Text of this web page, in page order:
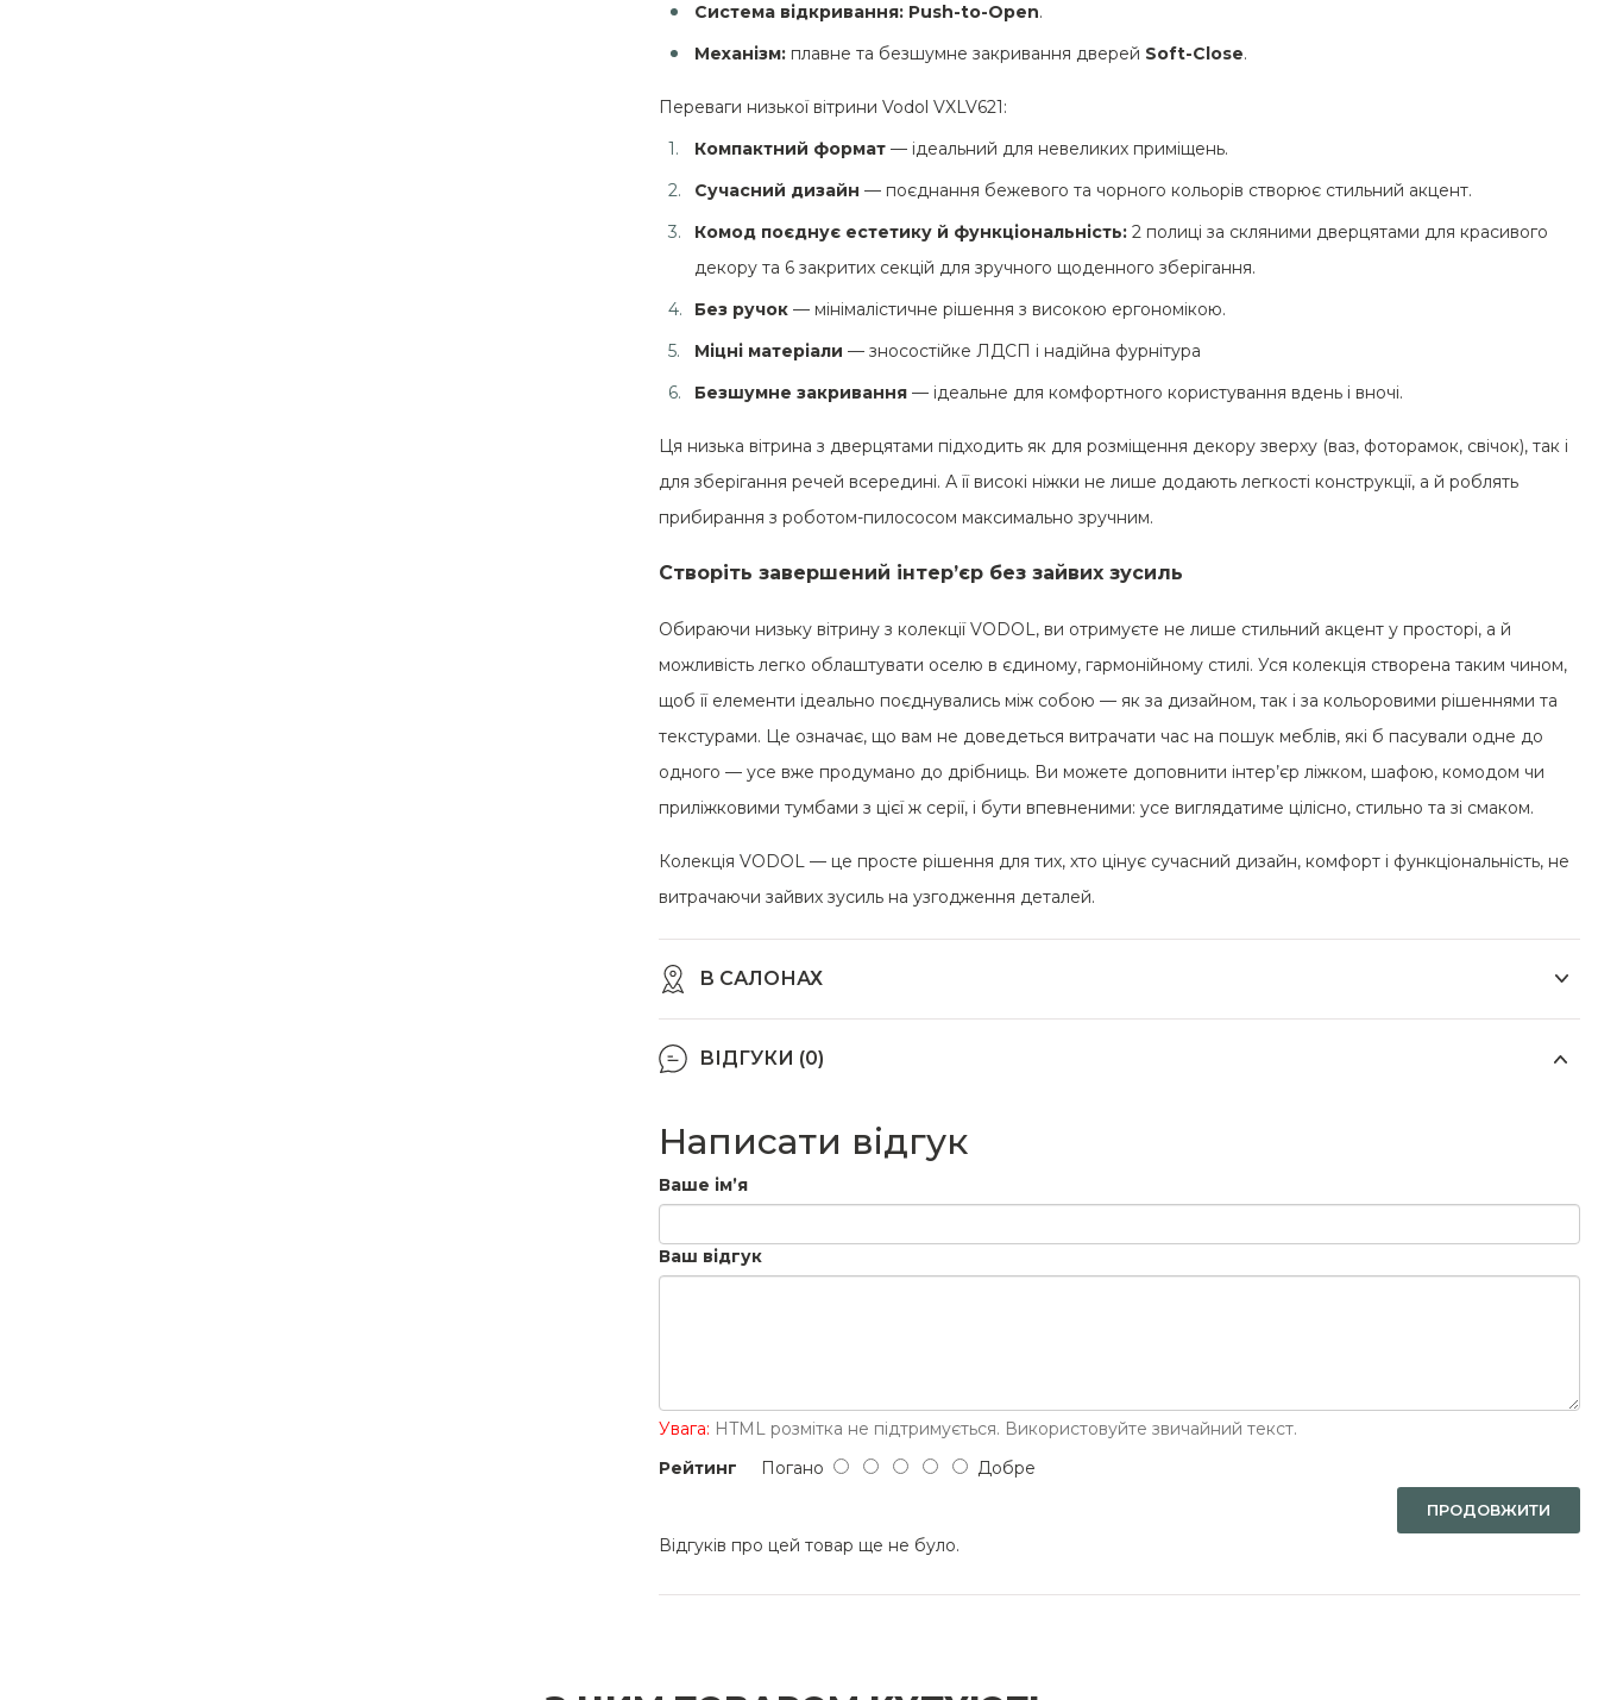
Система відкривання: Push-to-Open.
Механізм: плавне та безшумне закривання дверей Soft-Close.
Переваги низької вітрини Vodol VXLV621:
Компактний формат — ідеальний для невеликих приміщень.
Сучасний дизайн — поєднання бежевого та чорного кольорів створює стильний акцент.
Комод поєднує естетику й функціональність: 2 полиці за скляними дверцятами для красивого
декору та 6 закритих секцій для зручного щоденного зберігання.
Без ручок — мінімалістичне рішення з високою ергономікою.
Міцні матеріали — зносостійке ЛДСП і надійна фурнітура
Безшумне закривання — ідеальне для комфортного користування вдень і вночі.
Ця низька вітрина з дверцятами підходить як для розміщення декору зверху (ваз, фоторамок, свічок), так і
для зберігання речей всередині. А її високі ніжки не лише додають легкості конструкції, а й роблять
прибирання з роботом-пилососом максимально зручним.
Створіть завершений інтер’єр без зайвих зусиль
Обираючи низьку вітрину з колекції VODOL, ви отримуєте не лише стильний акцент у просторі, а й
можливість легко облаштувати оселю в єдиному, гармонійному стилі. Уся колекція створена таким чином,
щоб її елементи ідеально поєднувались між собою — як за дизайном, так і за кольоровими рішеннями та
текстурами. Це означає, що вам не доведеться витрачати час на пошук меблів, які б пасували одне до
одного — усе вже продумано до дрібниць. Ви можете доповнити інтер’єр ліжком, шафою, комодом чи
приліжковими тумбами з цієї ж серії, і бути впевненими: усе виглядатиме цілісно, стильно та зі смаком.
Колекція VODOL — це просте рішення для тих, хто цінує сучасний дизайн, комфорт і функціональність, не
витрачаючи зайвих зусиль на узгодження деталей.
В САЛОНАХ
ВІДГУКИ (0)
Написати відгук
Ваше ім’я
Ваш відгук
Увага: HTML розмітка не підтримується. Використовуйте звичайний текст.
Рейтинг Погано Добре
ПРОДОВЖИТИ
Відгуків про цей товар ще не було.